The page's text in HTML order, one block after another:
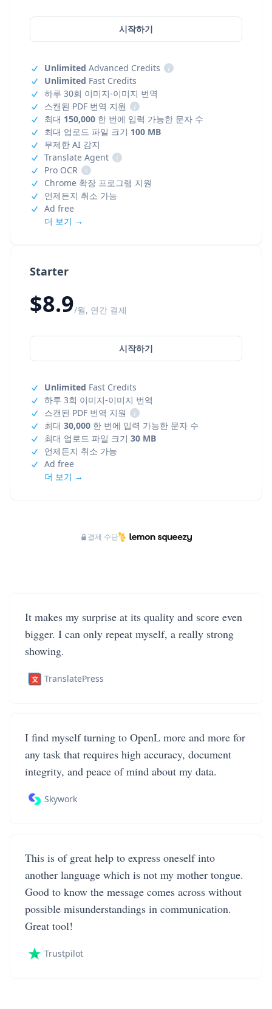
Starter
$8.9/월, 연간 결제
시작하기
Unlimited Fast Credits
하루 3회 이미지-이미지 번역
스캔된 PDF 번역 지원
i
최대 30,000 한 번에 입력 가능한 문자 수
최대 업로드 파일 크기 30 MB
언제든지 취소 가능
Ad free
더 보기 →
시작하기
Unlimited Advanced Credits
i
Unlimited Fast Credits
하루 30회 이미지-이미지 번역
스캔된 PDF 번역 지원
i
최대 150,000 한 번에 입력 가능한 문자 수
최대 업로드 파일 크기 100 MB
무제한 AI 감지
Translate Agent
i
Pro OCR
i
Chrome 확장 프로그램 지원
언제든지 취소 가능
Ad free
더 보기 →
결제 수단
It makes my surprise at its quality and score even
bigger. I can only repeat myself, a really strong
showing.
TranslatePress
I find myself turning to OpenL more and more for
any task that requires high accuracy, document
integrity, and peace of mind about my data.
Skywork
This is of great help to express oneself into
another language which is not my mother tongue.
Good to know the message comes across without
possible misunderstandings in communication.
Great tool!
Trustpilot